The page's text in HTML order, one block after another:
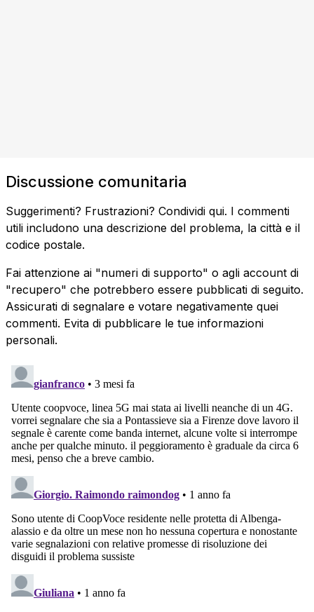
Discussione comunitaria
Suggerimenti? Frustrazioni? Condividi qui. I commenti
utili includono una descrizione del problema, la città e il
codice postale.
Fai attenzione ai "numeri di supporto" o agli account di
"recupero" che potrebbero essere pubblicati di seguito.
Assicurati di segnalare e votare negativamente quei
commenti. Evita di pubblicare le tue informazioni
personali.